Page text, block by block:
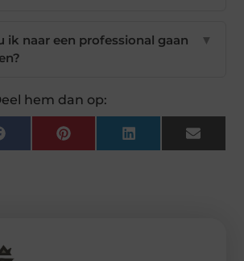
ik naar een professional gaan
▼
hem dan op:
FacebookPinterest LinkedIn Email